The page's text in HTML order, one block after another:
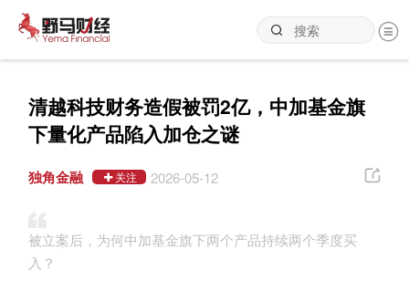
清越科技财务造假被罚2亿，中加基金旗
下量化产品陷入加仓之谜
独角金融 关注 2026-05-12
被立案后，为何中加基金旗下两个产品持续两个季度买
入？